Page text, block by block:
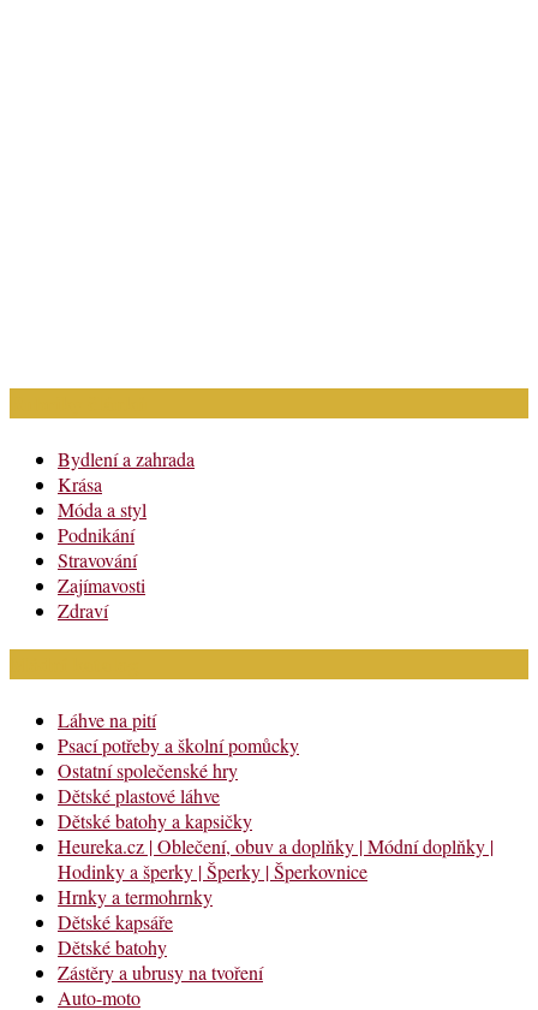
Bydlení a zahrada
Krása
Móda a styl
Podnikání
Stravování
Zajímavosti
Zdraví
Láhve na pití
Psací potřeby a školní pomůcky
Ostatní společenské hry
Dětské plastové láhve
Dětské batohy a kapsičky
Heureka.cz | Oblečení, obuv a doplňky | Módní doplňky |
Hodinky a šperky | Šperky | Šperkovnice
Hrnky a termohrnky
Dětské kapsáře
Dětské batohy
Zástěry a ubrusy na tvoření
Auto-moto